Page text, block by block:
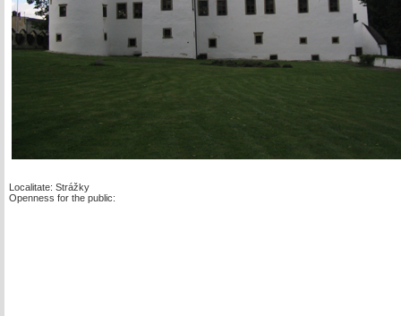
Localitate: Strážky
Openness for the public: